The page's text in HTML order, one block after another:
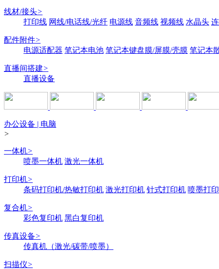
线材/接头>
打印线 网线/电话线/光纤 电源线 音频线 视频线 水晶头
配件附件>
电源适配器 笔记本电池 笔记本键盘膜/屏膜/壳膜 笔记本
直播间搭建>
直播设备
办公设备 | 电脑
>
一体机>
喷墨一体机 激光一体机
打印机>
条码打印机/热敏打印机 激光打印机 针式打印机 喷墨打
复合机>
彩色复印机 黑白复印机
传真设备>
传真机（激光/碳带/喷墨）
扫描仪>